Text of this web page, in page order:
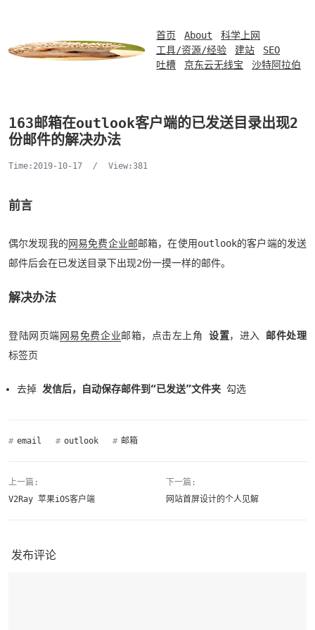
首页 About
科学上网
工具/资源/经验
建站
SEO
吐槽
京东云无线宝 沙特阿拉伯
163邮箱在outlook客户端的已发送目录出现2
份邮件的解决办法
Time:2019-10-17 / View:381
前言
偶尔发现我的网易免费企业邮邮箱，在使用outlook的客户端的发送
邮件后会在已发送目录下出现2份一摸一样的邮件。
解决办法
登陆网页端网易免费企业邮箱，点击左上角设置，进入 邮件处理
标签页
去掉 发信后，自动保存邮件到“已发送”文件夹 勾选
# email # outlook # 邮箱
上一篇:
V2Ray 苹果iOS客户端
下一篇:
网站首屏设计的个人见解
发布评论